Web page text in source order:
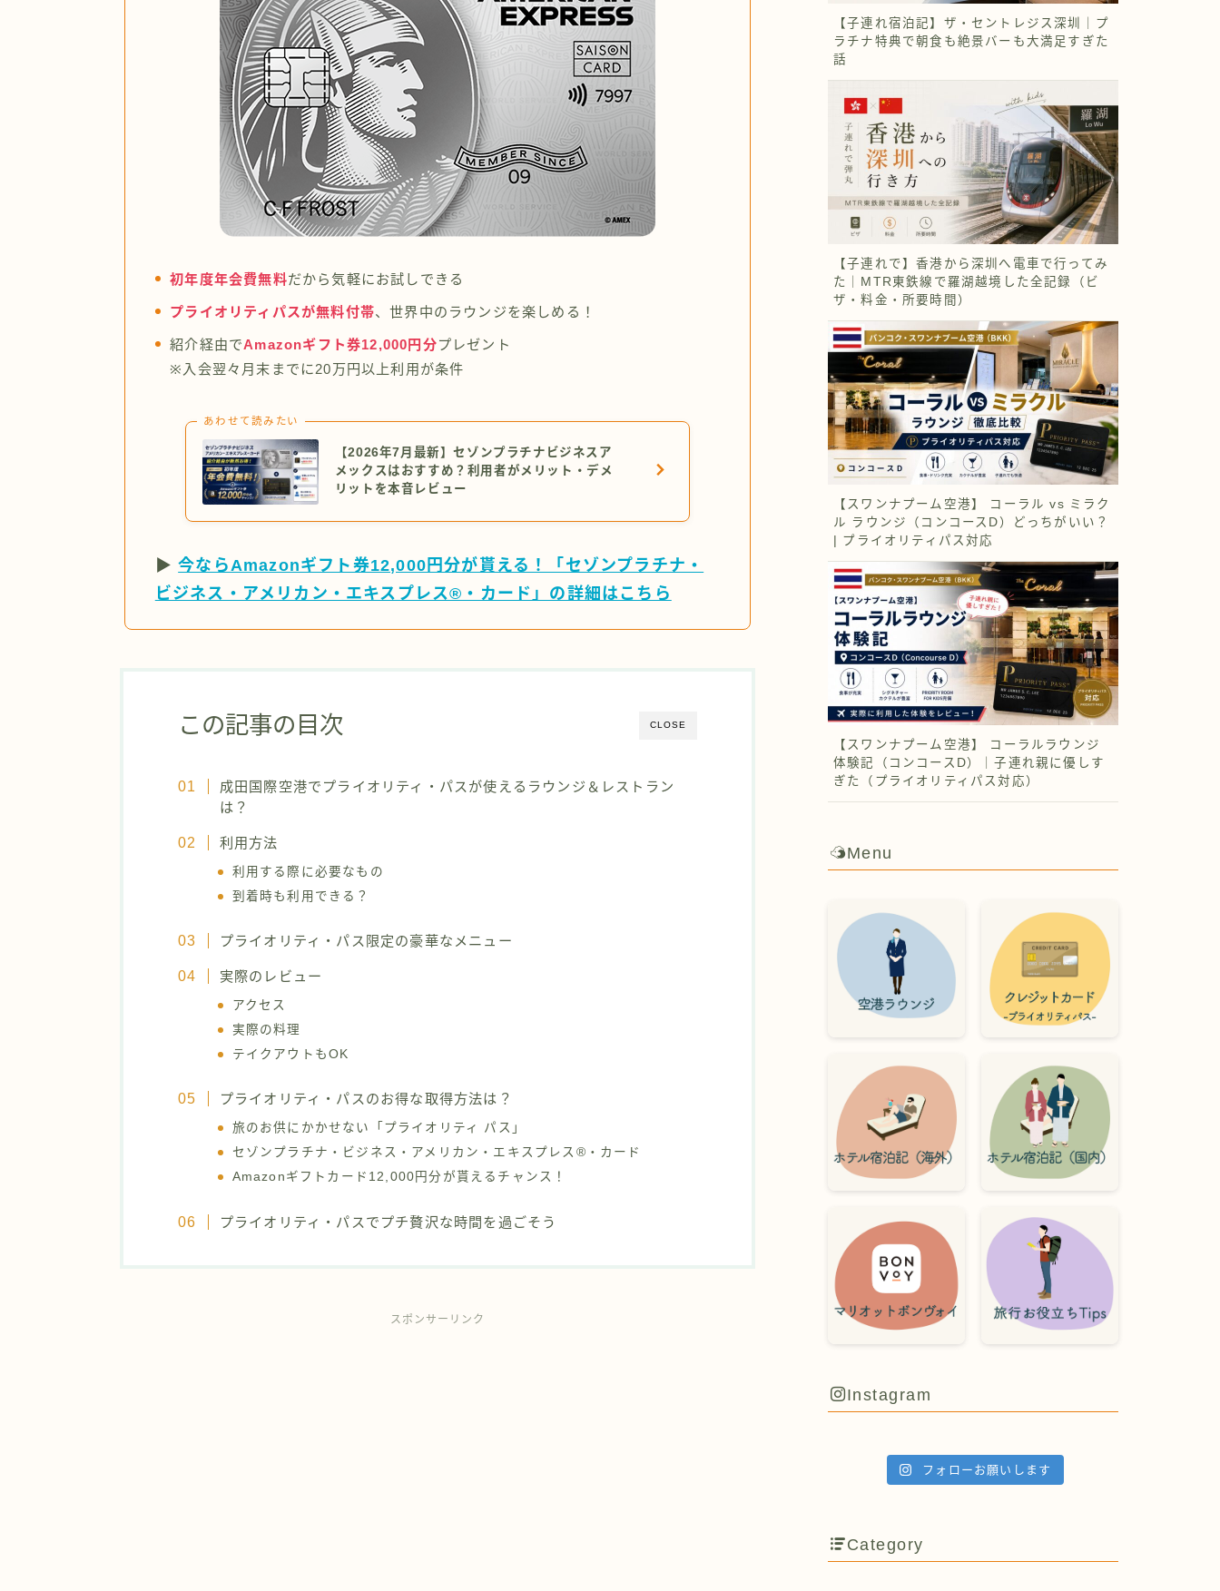
初年度年会費無料だから気軽にお試しできる
プライオリティパスが無料付帯、世界中のラウンジを楽しめる！
紹介経由でAmazonギフト券12,000円分プレゼント
※入会翌々月末までに20万円以上利用が条件
あわせて読みたい
【2026年7月最新】セゾンプラチナビジネスア
メックスはおすすめ？利用者がメリット・デメ
リットを本音レビュー
▶今ならAmazonギフト券12,000円分が貰える！「セゾンプラチナ・
ビジネス・アメリカン・エキスプレス®・カード」の詳細はこちら
CLOSE
この記事の目次
成田国際空港でプライオリティ・パスが使えるラウンジ＆レストラン
は？
利用方法
利用する際に必要なもの
到着時も利用できる？
プライオリティ・パス限定の豪華なメニュー
実際のレビュー
アクセス
実際の料理
テイクアウトもOK
プライオリティ・パスのお得な取得方法は？
旅のお供にかかせない「プライオリティ パス」
セゾンプラチナ・ビジネス・アメリカン・エキスプレス®・カード
Amazonギフトカード12,000円分が貰えるチャンス！
プライオリティ・パスでプチ贅沢な時間を過ごそう
スポンサーリンク
【子連れ宿泊記】ザ・セントレジス深圳｜プ
ラチナ特典で朝食も絶景バーも大満足すぎた
話
【子連れで】香港から深圳へ電車で行ってみ
た｜MTR東鉄線で羅湖越境した全記録（ビ
ザ・料金・所要時間）
【スワンナプーム空港】 コーラル vs ミラク
ル ラウンジ（コンコースD）どっちがいい？
| プライオリティパス対応
【スワンナプーム空港】 コーラルラウンジ
体験記（コンコースD）｜子連れ親に優しす
ぎた（プライオリティパス対応）
Menu
Instagram
フォローお願いします
Category